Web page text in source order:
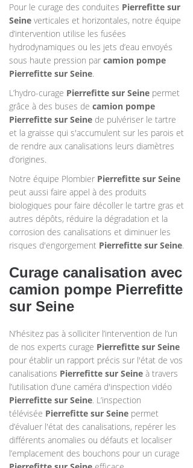
Pour le curage des conduites Pierrefitte sur
Seine verticales et horizontales, notre équipe
d’intervention utilise les fusées
hydrodynamiques ou les jets d’eau envoyés
sous haute pression par camion pompe
Pierrefitte sur Seine.
L’hydro-curage Pierrefitte sur Seine permet
grâce à des buses de camion pompe
Pierrefitte sur Seine de pulvériser le tartre
et la graisse qui s'accumulent sur les parois et
de rendre aux canalisations leurs diamètres
d’origines.
Notre équipe Plombier Pierrefitte sur Seine
peut aussi faire appel à des produits
biologiques pour faire décoller le tartre gras et
autres dépôts, réduire la dégradation et la
corrosion des canalisations et diminuer les
risques d'engorgement Pierrefitte sur Seine.
Curage canalisation avec
camion pompe Pierrefitte
sur Seine
N’hésitez pas à solliciter l’intervention de l’un
de nos experts curage Pierrefitte sur Seine
pour établir un rapport précis sur l'état de vos
canalisations Pierrefitte sur Seine à travers
l’utilisation d’une caméra d'inspection vidéo
Pierrefitte sur Seine. L’inspection
télévisée Pierrefitte sur Seine permet
d’évaluer l'état des canalisations, repérer les
différents anomalies ou défauts et localiser
l’emplacement des bouchons pour un curage